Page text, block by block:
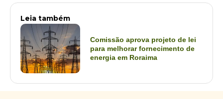
Leia também
Comissão aprova projeto de lei
para melhorar fornecimento de
energia em Roraima